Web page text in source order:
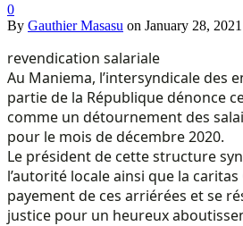
0
By Gauthier Masasu on January 28, 2021
revendication salariale
Au Maniema, l’intersyndicale des
partie de la République dénonce
comme un détournement des
pour le mois de décembre 2020.
Le président de cette structure
l’autorité locale ainsi que la
payement de ces arriérées et se
justice pour un heureux